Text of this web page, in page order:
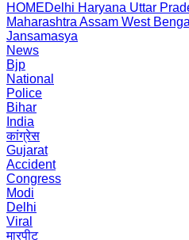
HOMEDelhi Haryana Uttar
Maharashtra Assam West Bengal
Jansamasya
News
Bjp
National
Police
Bihar
India
कांग्रेस
Gujarat
Accident
Congress
Modi
Delhi
Viral
मारपीट